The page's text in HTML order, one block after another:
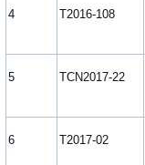
4 T2016-108
5 TCN2017-22
6 T2017-02